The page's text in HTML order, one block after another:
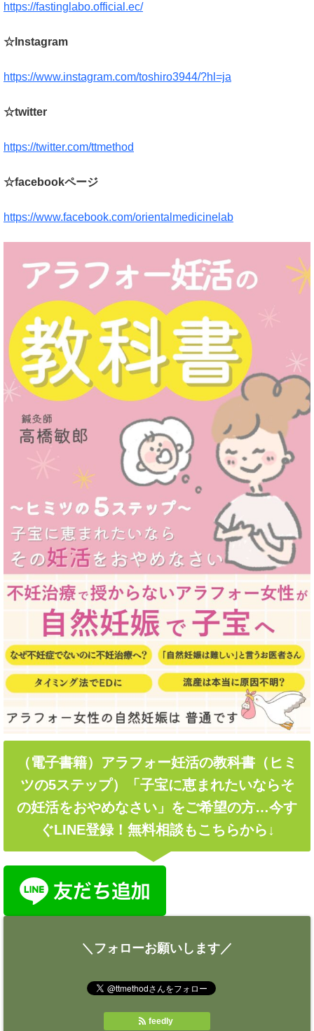
https://fastinglabo.official.ec/
☆Instagram
https://www.instagram.com/toshiro3944/?hl=ja
☆twitter
https://twitter.com/ttmethod
☆facebookページ
https://www.facebook.com/orientalmedicinelab
（電子書籍）アラフォー妊活の教科書（ヒミ
ツの5ステップ）「子宝に恵まれたいならそ
の妊活をおやめなさい」をご希望の方…今す
ぐLINE登録！無料相談もこちらから↓
＼フォローお願いします／
feedly